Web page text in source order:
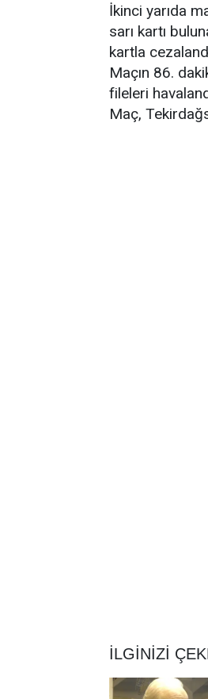
İkinci yarıda
sarı kartı
kartla
Maçın 86.
fileleri
Maç,